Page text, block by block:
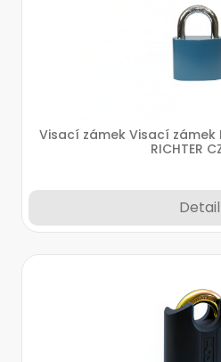
Visací zámek Visací zámek
RICHTER
Detail